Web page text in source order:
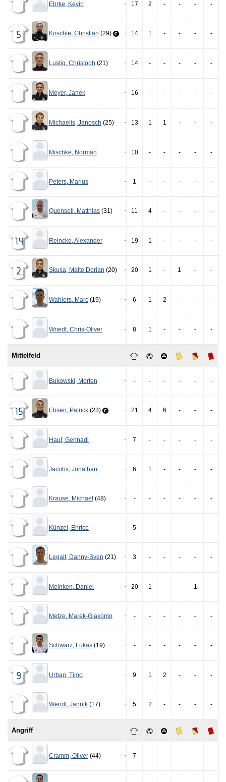
Ehrke, Kevin 17 2 - - - -
5 Kirschte, Christian (29) 14 1 - - - -
Lustig, Christoph (21) 14 - - - - -
Meyer, Janek 16 - - - - -
Michaelis, Janosch (25) 13 1 1 - - -
Mischke, Norman 10 - - - - -
Peters, Marius 1 - - - - -
Quensell , Matthias (31) 11 4 - - - -
14 Reincke,Alexander 19 1 - - - -
2 Skusa, Malte Dorian (20) 20 1 - 1 - -
Wahlers, Marc (19) 6 1 2 - - -
Wriedt, Chris-Oliver 8 1 - - - -
Mittelfeld
Bukowski, Morten - - - - - -
15 Ebsen, Patrick (23) 21 4 6 - - -
Hauf, Gennadi 7 - - - - -
Jacobs, Jonathan 6 1 - - - -
Krause, Michael (48) - - - - - -
Künzel , Enrico 5 - - - - -
Legait, Danny-Sven (21) 3 - - - - -
Meinken, Daniel 20 1 - - 1 -
Metze, Marek-Giakomo - - - - - -
Schwarz, Lukas (19) - - - - - -
9 Urban, Timo 9 1 2 - - -
Wendt, Jannik (17) 5 2 - - - -
Angriff
Cramm, Oliver (44) 7 - - - - -